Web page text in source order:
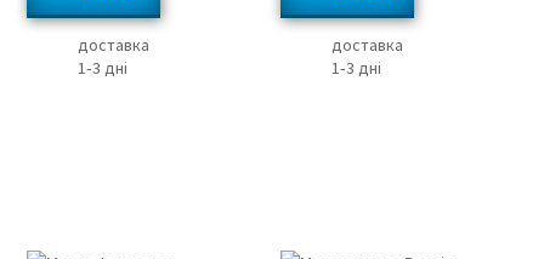
доставка
1‑3 дні
доставка
1‑3 дні